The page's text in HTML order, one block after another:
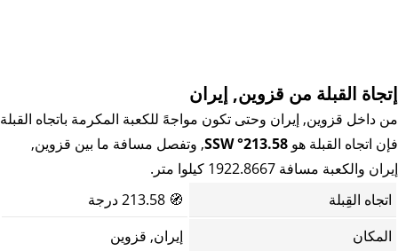
إتجاة القبلة من قزوين, إيران
من داخل قزوين, إيران وحتى تكون مواجهً للكعبة المكرمة باتجاه القبلة
فإن اتجاه القبلة هو 213.58° SSW
, وتفصل مسافة ما بين قزوين,
إيران والكعبة مسافة 1922.8667 كيلوا متر.
اتجاه القِبلة
🧭
المكان
إيران, قزوين